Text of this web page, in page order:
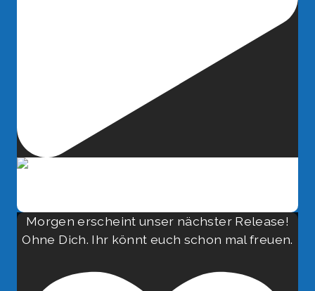
Morgen erscheint unser nächster Release!
Ohne Dich. Ihr könnt euch schon mal freuen.